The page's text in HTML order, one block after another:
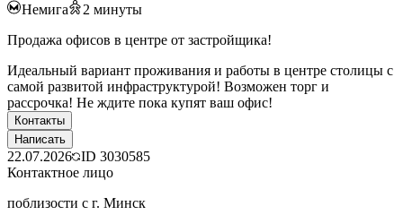
Немига 2 минуты
Продажа офисов в центре от застройщика!
Идеальный вариант проживания и работы в центре столицы с
самой развитой инфраструктурой! Возможен торг и
рассрочка! Не ждите пока купят ваш офис!
Контакты
Написать
22.07.2026 ID 3030585
Контактное лицо
поблизости с г. Минск